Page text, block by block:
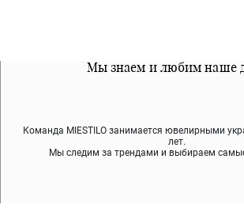
Мы знаем и любим наше
Команда MIESTILO занимается ювелирными
лет.
Мы следим за трендами и выбираем
Все наши материалы
Мы используем покрытие (родий, ювелирный
содержит никеля и свинца — это
Примерка перед
Во время доставки спокойно примеряйте
что вам нравятся, остальные заберёт